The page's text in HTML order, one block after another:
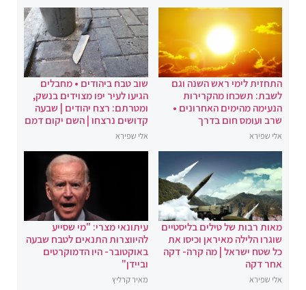
התחזית לימי ראש השנה וגם
לשבת: תשכחו מהקרירות
הנעימה מהימים האחרונים •
שרב ועומס חום בדרך
אלי שפירא
שוב טבח ביהודים • מחבלים
הגיעו לעיר יפו מצוידים בנשק,
ומטרתם: רצח יהודים | שבעה
קדושים נרצחו | השם יקום דמם
אלי שפירא
מאות רבות של טילים בליסטיים
שוגרו הלילה מאיראן וכיסו את
כל שטח ישראל | מה קרה- דקה
אחר דקה
אלי שפירא
עיתונאי מצרי: "מי שסייע
להיווצרות התנאים לטבח שבעה
באוקטובר- היו הדמוקרטים
וביידן"
מאיר קרליץ